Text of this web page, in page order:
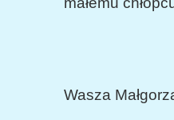
Wasza